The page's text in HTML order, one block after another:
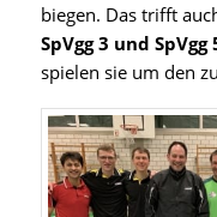
biegen. Das trifft
SpVgg 3 und SpVgg
spielen sie um den